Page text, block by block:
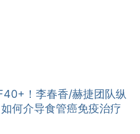
！李春香/赫捷团队纵
何介导食管癌免疫治疗